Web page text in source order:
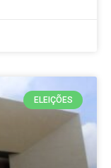
ELEIÇÕES